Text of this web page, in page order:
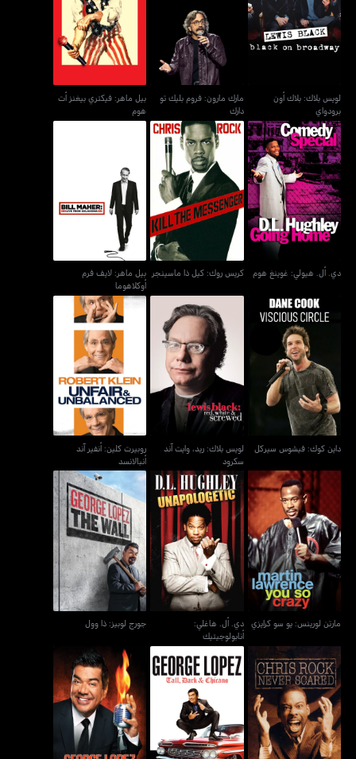
لويس بلاك: بلاك أون
برودواي
لويس بلاك: بلاك أون
برودواي
مارك مارون: فروم بليك تو
دارك
مارك مارون: فروم بليك تو
دارك
بيل ماهر: فيكتري بيغنز أت
هوم
بيل ماهر: فيكتري بيغنز أت
هوم
دي. أل. هيولي: غوينغ هوم
دي. أل. هيولي: غوينغ هوم
كريس روك: كيل ذا
ماسينجر
كريس روك: كيل ذا ماسينجر
بيل ماهر: لايف فرم
أوكلاهوما
بيل ماهر: لايف فرم
أوكلاهوما
داين كوك: فيشوس سيركل
داين كوك: فيشوس سيركل
لويس بلاك: ريد، وايت آند
سكرود
لويس بلاك: ريد، وايت آند
سكرود
روبيرت كلين: أنفير آند
أنبالانسد
روبيرت كلين: أنفير آند
أنبالانسد
مارتن لورينس: يو سو كرايزي
مارتن لورينس: يو سو كرايزي
دي. أل. هاغلي:
أنابولوجيتيك
دي. أل. هاغلي:
أنابولوجيتيك
جورج لوبيز: ذا وول
جورج لوبيز: ذا وول
كريس روك: نيفر سكيرد
جورج لوبيز: تول، دارك اند
شيكانو
جورج لوبيز: إتس نت مي
إتس يو